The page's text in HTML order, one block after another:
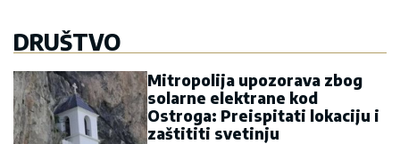
DRUŠTVO
Mitropolija upozorava zbog
solarne elektrane kod
Ostroga: Preispitati lokaciju i
zaštititi svetinju